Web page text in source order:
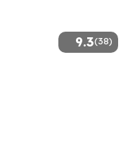
9.3(38)